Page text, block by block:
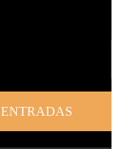
ENTRADAS